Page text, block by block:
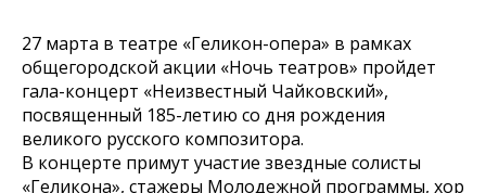
27 марта в театре «Геликон-опера» в рамках
общегородской акции «Ночь театров» пройдет
гала-концерт «Неизвестный Чайковский»,
посвященный 185-летию со дня рождения
великого русского композитора.
В концерте примут участие звездные солисты
«Геликона», стажеры Молодежной программы, хор